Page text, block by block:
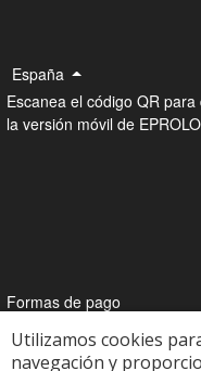
Utilizamos cookies
navegación y
España
Escanea el código QR
la versión móvil de EPROLO
Formas de pago